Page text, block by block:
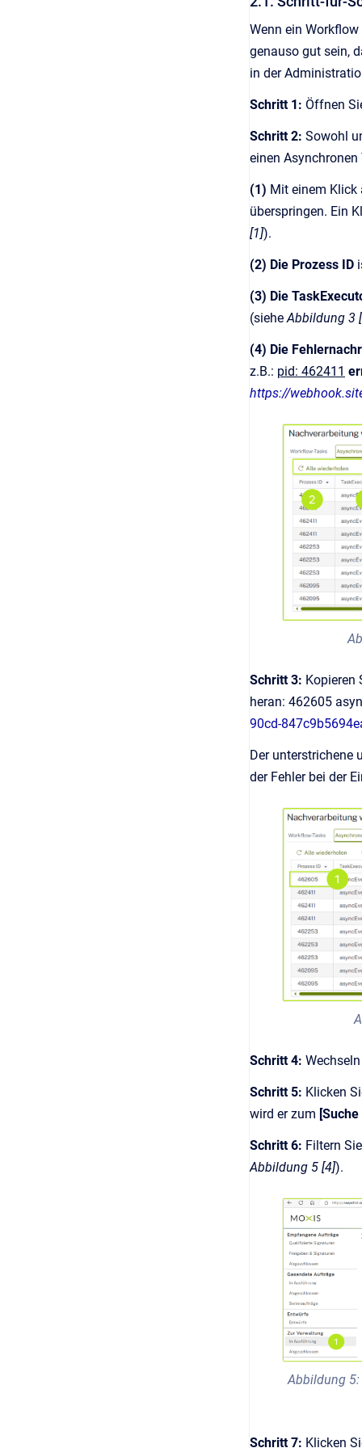
Wenn ein
genauso gut sein,
in der
Schritt 1: Öffnen
Schritt 2: Sowohl
einen
(1) Mit einem
überspringen. Ein
[1]).
(2) Die Prozess ID
(3) Die
(sieheAbbildung 3
(4) Die
z.B.: pid: 462411
https://
Schritt 3: Kopieren
heran: 462605
90cd-
Der unterstrichene
der Fehler bei der
Schritt 4:
Schritt 5: Klicken
wird er zum
Schritt 6: Filtern
Abbildung 5 [4]).
Abbildung
Schritt 7: Klicken